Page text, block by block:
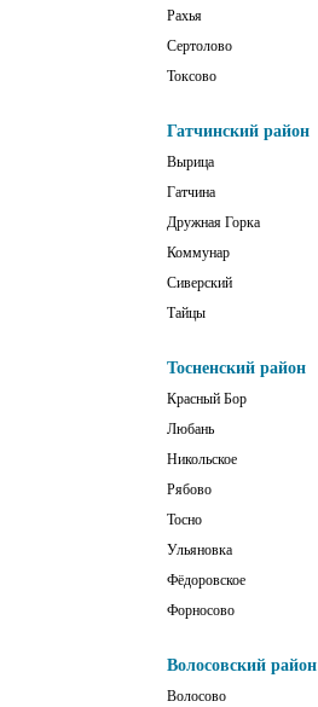
Рахья
Сертолово
Токсово
Гатчинский район
Вырица
Гатчина
Дружная Горка
Коммунар
Сиверский
Тайцы
Тосненский район
Красный Бор
Любань
Никольское
Рябово
Тосно
Ульяновка
Фёдоровское
Форносово
Волосовский район
Волосово